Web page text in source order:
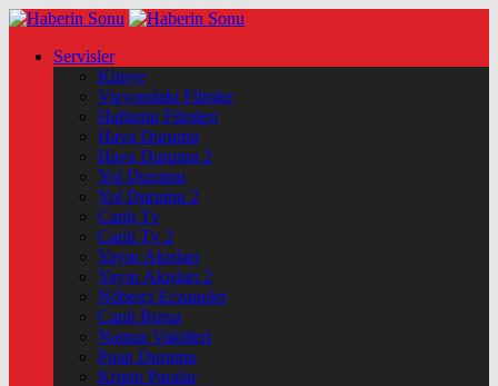
Servisler
Künye
Vizyondaki Filmler
Haftanin Filmleri
Hava Durumu
Hava Durumu 2
Yol Durumu
Yol Durumu 2
Canlı Tv
Canlı Tv 2
Yayın Akışları
Yayın Akışları 2
Nöbetçi Eczaneler
Canlı Borsa
Namaz Vakitleri
Puan Durumu
Kripto Paralar